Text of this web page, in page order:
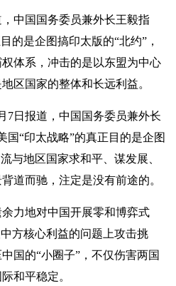
中国国务委员兼外长王毅指
的是企图搞印太版的“北约”，
体系，冲击的是以东盟为中心
区国家的整体和长远利益。
7日报道，中国国务委员兼外长
国“印太战略”的真正目的是企图
与地区国家求和平、谋发展、
道而驰，注定是没有前途的。
力地对中国开展零和博弈式
方核心利益的问题上攻击挑
国的“小圈子”，不仅伤害两国
和平稳定。